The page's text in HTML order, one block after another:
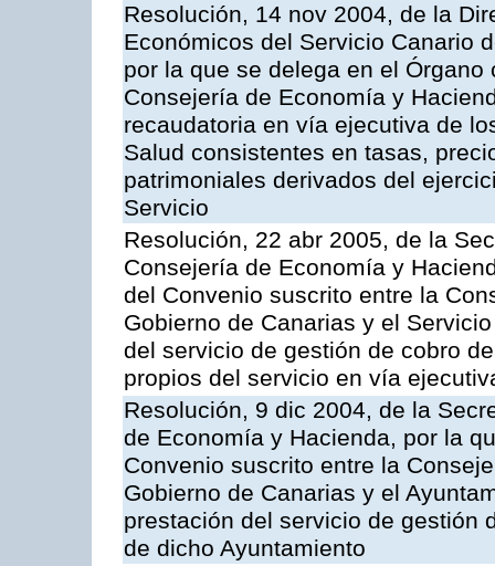
Resolución, 14 nov 2004, de la
Económicos del Servicio Canario
por la que se delega en el
Consejería de Economía y
recaudatoria en vía ejecutiva de
Salud consistentes en tasas,
patrimoniales derivados del
Servicio
Resolución, 22 abr 2005, de la
Consejería de Economía y
del Convenio suscrito entre la
Gobierno de Canarias y el
del servicio de gestión de cobro
propios del servicio en vía
Resolución, 9 dic 2004, de la
de Economía y Hacienda, por la
Convenio suscrito entre la
Gobierno de Canarias y el
prestación del servicio de gestión
de dicho Ayuntamiento